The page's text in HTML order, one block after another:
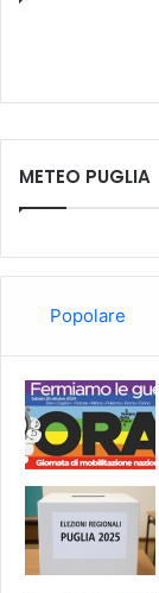
METEO PUGLIA
Popolare